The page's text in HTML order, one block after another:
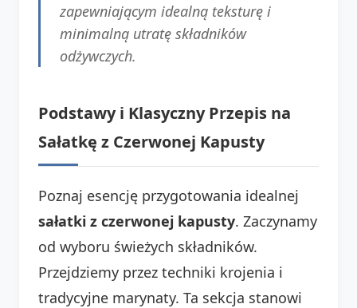
zapewniającym idealną teksturę i
minimalną utratę składników
odżywczych.
Podstawy i Klasyczny Przepis na
Sałatkę z Czerwonej Kapusty
Poznaj esencję przygotowania idealnej
sałatki z czerwonej kapusty. Zaczynamy
od wyboru świeżych składników.
Przejdziemy przez techniki krojenia i
tradycyjne marynaty. Ta sekcja stanowi